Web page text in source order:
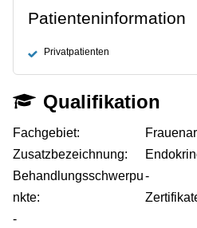
Patienteninformation
Privatpatienten
Qualifikation
Fachgebiet:
Zusatzbezeichnung:
Behandlungsschwerpu
nkte:
-
-